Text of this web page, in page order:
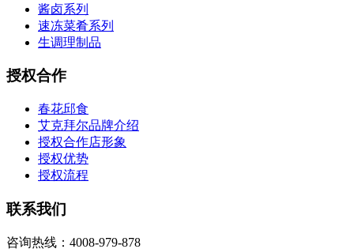
酱卤系列
速冻菜肴系列
生调理制品
授权合作
春花邱食
艾克拜尔品牌介绍
授权合作店形象
授权优势
授权流程
联系我们
咨询热线：4008-979-878